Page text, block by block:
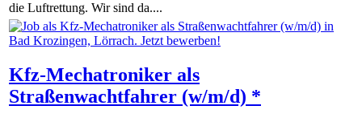
die Luftrettung. Wir sind da....
Kfz-Mechatroniker als
Straßenwachtfahrer (w/m/d) *